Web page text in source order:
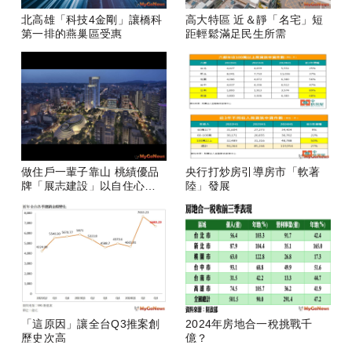
北高雄「科技4金剛」讓橋科
第一排的燕巢區受惠
高大特區 近＆靜「名宅」短
距輕鬆滿足民生所需
做住戶一輩子靠山 桃績優品
牌「展志建設」以自住心蓋
央行打炒房引導房市「軟著
陸」發展
「這原因」讓全台Q3推案創
歷史次高
2024年房地合一稅挑戰千
億？